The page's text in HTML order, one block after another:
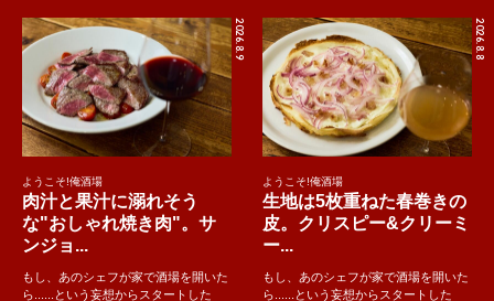
2026.8.9
ようこそ!俺酒場
肉汁と果汁に溺れそう
な"おしゃれ焼き肉"。サ
ンジョ...
もし、あのシェフが家で酒場を開いた
ら......という妄想からスタートした
2026.8.8
ようこそ!俺酒場
生地は5枚重ねた春巻きの
皮。クリスピー&クリーミ
ー...
もし、あのシェフが家で酒場を開いた
ら......という妄想からスタートした